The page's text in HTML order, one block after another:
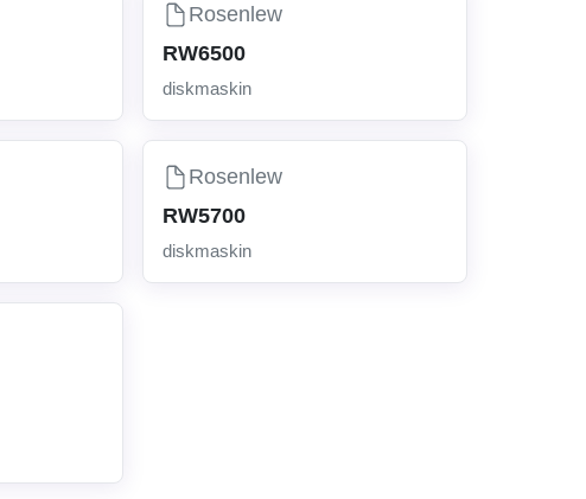
Rosenlew
RW6500
diskmaskin
Rosenlew
RW5700
diskmaskin